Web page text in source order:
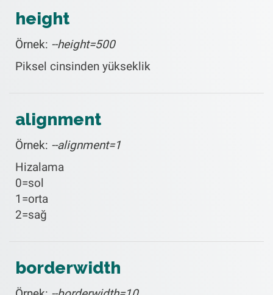
height
Örnek: --height=500
Piksel cinsinden yükseklik
alignment
Örnek: --alignment=1
Hizalama
0=sol
1=orta
2=sağ
borderwidth